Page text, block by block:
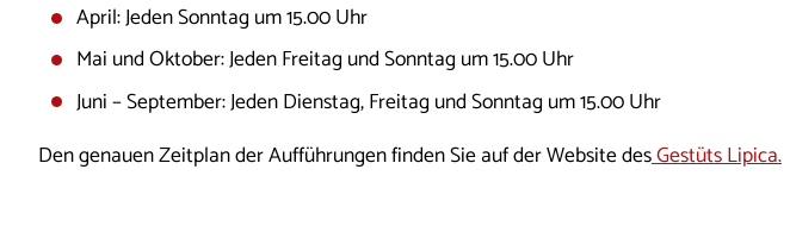
April: Jeden Sonntag um 15.00 Uhr
Mai und Oktober: Jeden Freitag und Sonntag um 15.00 Uhr
Juni – September: Jeden Dienstag, Freitag und Sonntag um 15.00 Uhr
Den genauen Zeitplan der Aufführungen finden Sie auf der Website desGestüts Lipica.